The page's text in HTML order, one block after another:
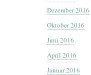
Dezember 2016
Oktober 2016
Juni 2016
April 2016
Januar 2016